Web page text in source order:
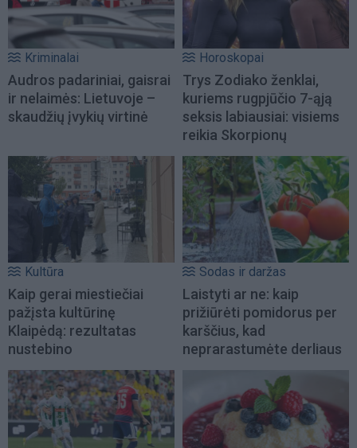
Kriminalai
Audros padariniai, gaisrai
ir nelaimės: Lietuvoje –
skaudžių įvykių virtinė
Horoskopai
Trys Zodiako ženklai,
kuriems rugpjūčio 7-ąją
seksis labiausiai: visiems
reikia Skorpionų
Kultūra
Kaip gerai miestiečiai
pažįsta kultūrinę
Klaipėdą: rezultatas
nustebino
Sodas ir daržas
Laistyti ar ne: kaip
prižiūrėti pomidorus per
karščius, kad
neprarastumėte derliaus